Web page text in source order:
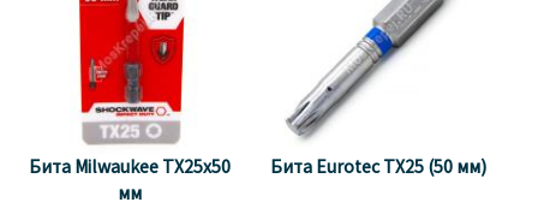
Бита Milwaukee TX25x50
мм
Бита Eurotec TХ25 (50 мм)